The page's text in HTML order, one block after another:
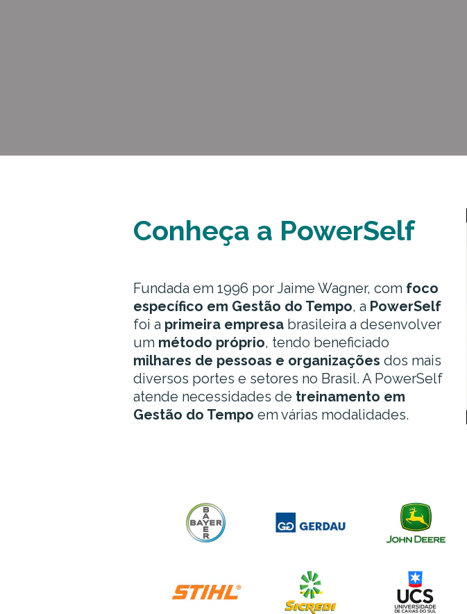
Conheça a PowerSelf
Fundada em 1996 por Jaime Wagner, com foco
específico em Gestão do Tempo, a PowerSelf
foi a primeira empresa brasileira a desenvolver
um método próprio, tendo beneficiado
milhares de pessoas e organizações dos mais
diversos portes e setores no Brasil. A PowerSelf
atende necessidades de treinamento em
Gestão do Tempo em várias modalidades.